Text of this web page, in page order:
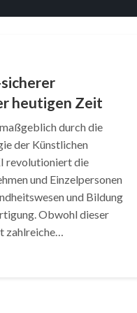
heutigen Zeit
durch die
der Künstlichen
revolutioniert die
und Einzelpersonen
und Bildung
Obwohl dieser
zahlreiche…